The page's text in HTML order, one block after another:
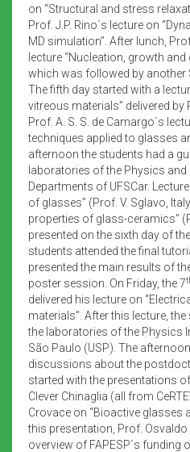
on “Structural and stress
Prof. J.P. Rino´s lecture on
MD simulation”. After lunch,
lecture “Nucleation, growth
which was followed by another
The fifth day started with a
vitreous materials” delivered
Prof. A. S. S. de Camargo´s
techniques applied to glasses
afternoon the students had a
laboratories of the Physics and
Departments of UFSCar.
of glasses” (Prof. V. Sglavo,
properties of glass-ceramics”
presented on the sixth day of
students attended the final
presented the main results of
poster session. On Friday, the 7
delivered his lecture on
materials”. After this lecture,
the laboratories of the Physics
São Paulo (USP). The
discussions about the
started with the presentations
Clever Chinaglia (all from
Crovace on “Bioactive glasses
this presentation, Prof. Osvaldo
overview of FAPESP`s funding